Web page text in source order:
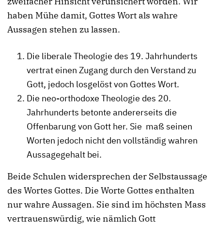
haben Mühe damit, Gottes Wort als wahre
Aussagen stehen zu lassen.
Die liberale Theologie des 19. Jahrhunderts
vertrat einen Zugang durch den Verstand zu
Gott, jedoch losgelöst von Gottes Wort.
Die neo-orthodoxe Theologie des 20.
Jahrhunderts betonte andererseits die
Offenbarung von Gott her. Sie maß seinen
Worten jedoch nicht den vollständig wahren
Aussagegehalt bei.
Beide Schulen widersprechen der Selbstaussage
des Wortes Gottes. Die Worte Gottes enthalten
nur wahre Aussagen. Sie sind im höchsten Mass
vertrauenswürdig, wie nämlich Gott